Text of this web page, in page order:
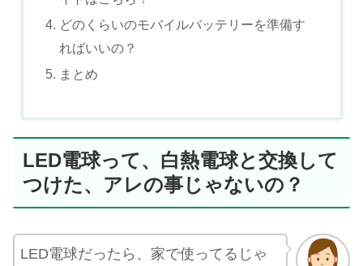
どのくらいのモバイルバッテリーを準備す
ればいいの？
まとめ
LED電球って、白熱電球と交換して
つけた、アレの事じゃないの？
LED電球だったら、家で使ってるじゃ